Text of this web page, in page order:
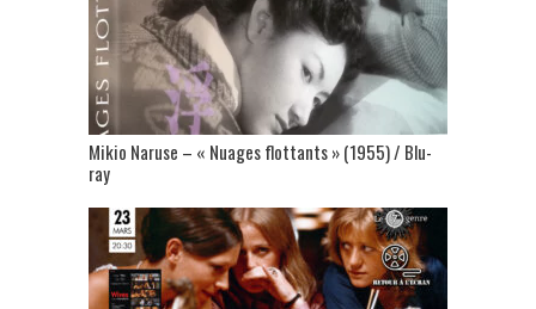
Mikio Naruse – « Nuages flottants » (1955) / Blu-
ray